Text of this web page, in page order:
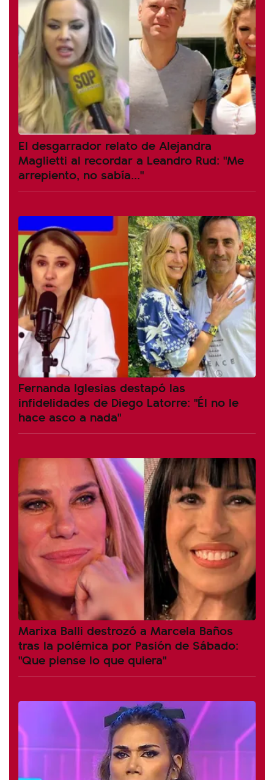
El desgarrador relato de Alejandra
Maglietti al recordar a Leandro Rud: "Me
arrepiento, no sabía..."
Fernanda Iglesias destapó las
infidelidades de Diego Latorre: "Él no le
hace asco a nada"
Marixa Balli destrozó a Marcela Baños
tras la polémica por Pasión de Sábado:
"Que piense lo que quiera"